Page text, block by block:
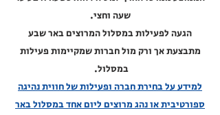
שעה וחצי.
הגעה לפעילות במסלול המרוצים באר שבע
מתבצעת אך ורק מול חברות שמקיימות פעילות
במסלול.
למידע על בחירת חברה ופעילות של חווית נהיגה
ספורטיבית או נהג מרוצים ליום אחד במסלול באר